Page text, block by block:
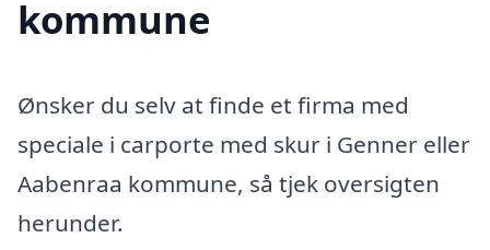
kommune
Ønsker du selv at finde et firma med
speciale i carporte med skur i Genner eller
Aabenraa kommune, så tjek oversigten
herunder.